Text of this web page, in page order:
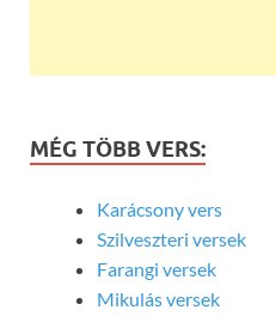
MÉG TÖBB VERS:
Karácsony vers
Szilveszteri versek
Farangi versek
Mikulás versek